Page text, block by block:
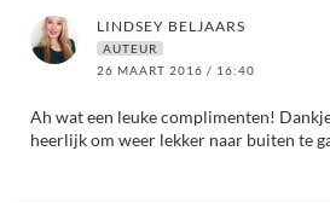
LINDSEY BELJAARS
AUTEUR
26 MAART 2016 / 16:40
Ah wat een leuke complimenten!
heerlijk om weer lekker naar buiten te